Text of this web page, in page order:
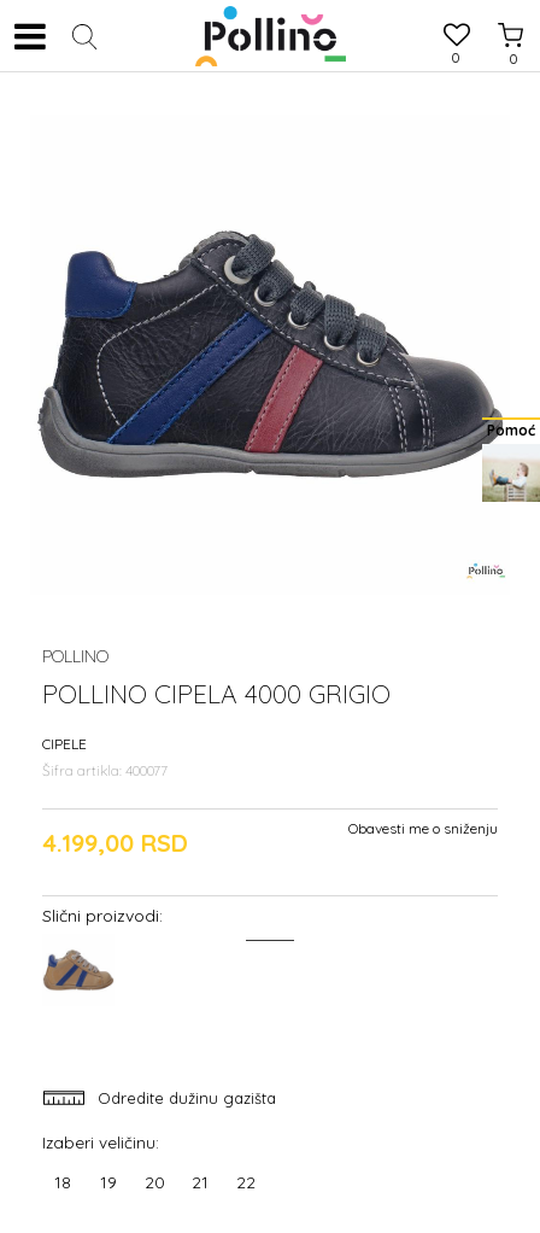
0
0
POLLINO
POLLINO CIPELA 4000 GRIGIO
CIPELE
Šifra artikla: 400077
4.199,00 RSD Obavesti me o sniženju
Slični proizvodi:
Odredite dužinu gazišta
Izaberi veličinu:
18 19 20 21 22
Pomoć